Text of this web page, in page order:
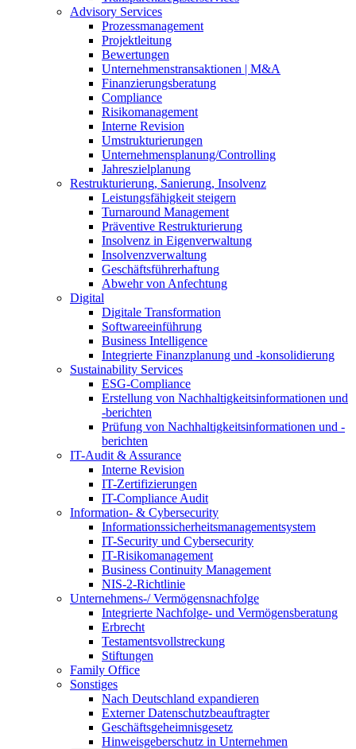
Advisory Services
Prozessmanagement
Projektleitung
Bewertungen
Unternehmenstransaktionen | M&A
Finanzierungsberatung
Compliance
Risikomanagement
Interne Revision
Umstrukturierungen
Unternehmensplanung/Controlling
Jahreszielplanung
Restrukturierung, Sanierung, Insolvenz
Leistungsfähigkeit steigern
Turnaround Management
Präventive Restrukturierung
Insolvenz in Eigenverwaltung
Insolvenzverwaltung
Geschäftsführerhaftung
Abwehr von Anfechtung
Digital
Digitale Transformation
Softwareeinführung
Business Intelligence
Integrierte Finanzplanung und -konsolidierung
Sustainability Services
ESG-Compliance
Erstellung von Nachhaltigkeitsinformationen und
-berichten
Prüfung von Nachhaltigkeitsinformationen und -
berichten
IT-Audit & Assurance
Interne Revision
IT-Zertifizierungen
IT-Compliance Audit
Information- & Cybersecurity
Informationssicherheitsmanagementsystem
IT-Security und Cybersecurity
IT-Risikomanagement
Business Continuity Management
NIS-2-Richtlinie
Unternehmens-/Vermögensnachfolge
Integrierte Nachfolge- und Vermögensberatung
Erbrecht
Testamentsvollstreckung
Stiftungen
Family Office
Sonstiges
Nach Deutschland expandieren
Externer Datenschutzbeauftragter
Geschäftsgeheimnisgesetz
Hinweisgeberschutz in Unternehmen